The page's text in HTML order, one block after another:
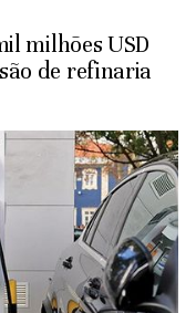
milhões USD
de refinaria